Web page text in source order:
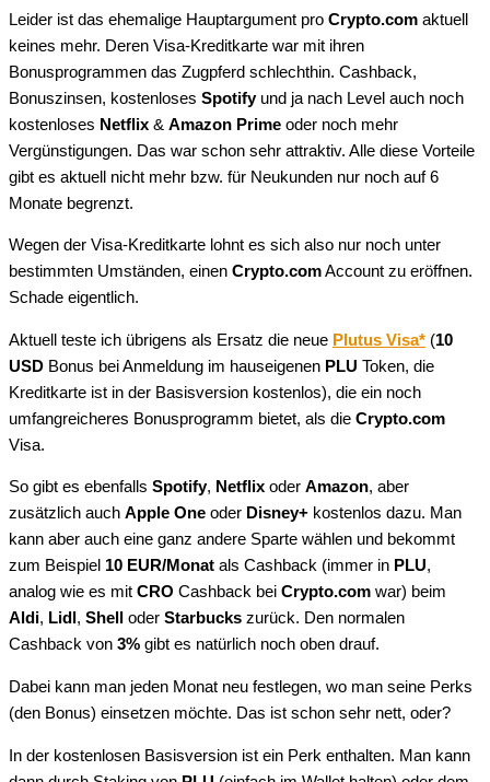
Leider ist das ehemalige Hauptargument pro Crypto.com aktuell
keines mehr. Deren Visa-Kreditkarte war mit ihren
Bonusprogrammen das Zugpferd schlechthin. Cashback,
Bonuszinsen, kostenloses Spotifyund ja nach Level auch noch
kostenloses Netflix & Amazon Prime oder noch mehr
Vergünstigungen. Das war schon sehr attraktiv. Alle diese Vorteile
gibt es aktuell nicht mehr bzw. für Neukunden nur noch auf 6
Monate begrenzt.
Wegen der Visa-Kreditkarte lohnt es sich also nur noch unter
bestimmten Umständen, einen Crypto.comAccount zu eröffnen.
Schade eigentlich.
Aktuell teste ich übrigens als Ersatz die neue Plutus Visa* (10
USD Bonus bei Anmeldung im hauseigenen PLU Token, die
Kreditkarte ist in der Basisversion kostenlos), die ein noch
umfangreicheres Bonusprogramm bietet, als die Crypto.com
Visa.
So gibt es ebenfalls Spotify, Netflix oder Amazon, aber
zusätzlich auch Apple One oder Disney+ kostenlos dazu. Man
kann aber auch eine ganz andere Sparte wählen und bekommt
zum Beispiel 10 EUR/Monat als Cashback (immer in PLU,
analog wie es mit CRO Cashback bei Crypto.com war) beim
Aldi, Lidl , Shell oder Starbucks zurück. Den normalen
Cashback von 3% gibt es natürlich noch oben drauf.
Dabei kann man jeden Monat neu festlegen, wo man seine Perks
(den Bonus) einsetzen möchte. Das ist schon sehr nett, oder?
In der kostenlosen Basisversion ist ein Perk enthalten. Man kann